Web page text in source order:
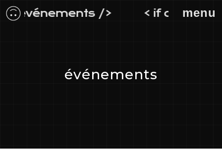
événements /> < if category
menu
événements